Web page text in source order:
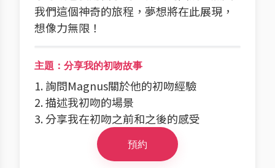
我們這個神奇的旅程，夢想將在此展現，
想像力無限！
主題：分享我的初吻故事
1. 詢問Magnus關於他的初吻經驗
2. 描述我初吻的場景
3. 分享我在初吻之前和之後的感受
預約